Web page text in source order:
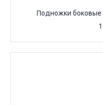
Подножки